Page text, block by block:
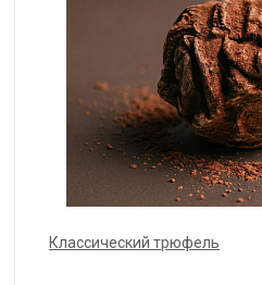
Классический трюфель